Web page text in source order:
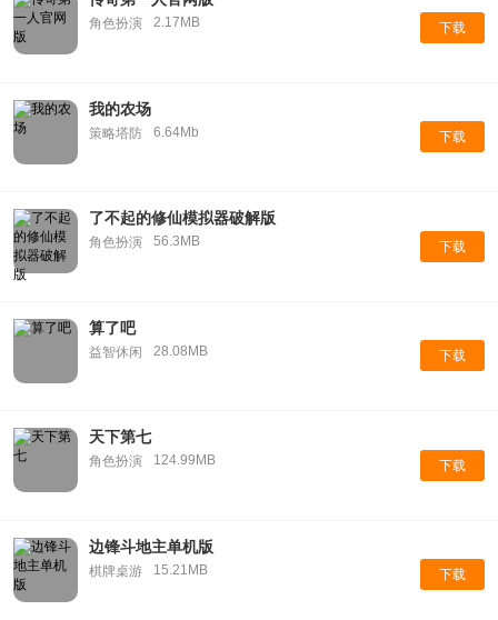
角色扮演 2.17MB 下载
我的农场
策略塔防 6.64Mb 下载
了不起的修仙模拟器破解版
角色扮演 56.3MB 下载
算了吧
益智休闲 28.08MB 下载
天下第七
角色扮演 124.99MB 下载
边锋斗地主单机版
棋牌桌游 15.21MB 下载